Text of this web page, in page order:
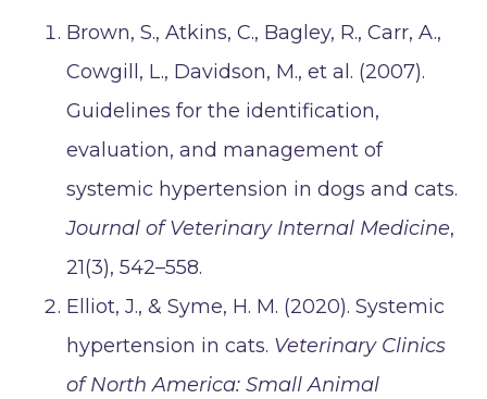
Brown, S., Atkins, C., Bagley, R., Carr, A.,
Cowgill, L., Davidson, M., et al. (2007).
Guidelines for the identification,
evaluation, and management of
systemic hypertension in dogs and cats.
Journal of Veterinary Internal Medicine,
21(3), 542–558.
Elliot, J., & Syme, H. M. (2020). Systemic
hypertension in cats. Veterinary Clinics
of North America: Small Animal